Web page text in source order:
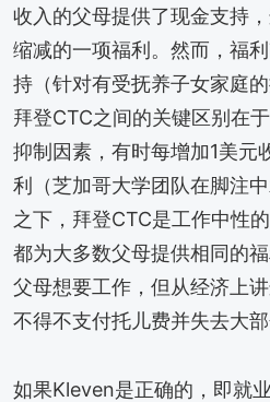
收入的父母提供了现金支持
缩减的一项福利。然而，福
持（针对有受抚养子女家庭
拜登CTC之间的关键区别在
抑制因素，有时每增加1美元
利（芝加哥大学团队在脚注
之下，拜登CTC是工作中性
都为大多数父母提供相同的
父母想要工作，但从经济上
不得不支付托儿费并失去大部
如果Kleven是正确的，即就